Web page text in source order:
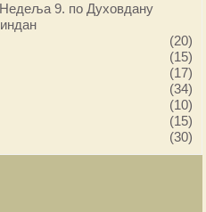
9. по Духовдану
(20)
(15)
(17)
(34)
(10)
(15)
(30)